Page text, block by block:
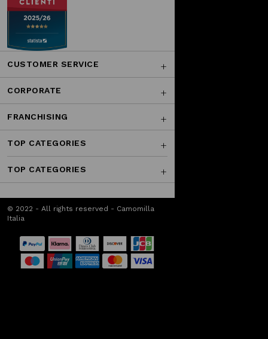
CUSTOMER SERVICE
CORPORATE
FRANCHISING
TOP CATEGORIES
TOP CATEGORIES
© 2022 - All rights reserved - Camomilla
Italia